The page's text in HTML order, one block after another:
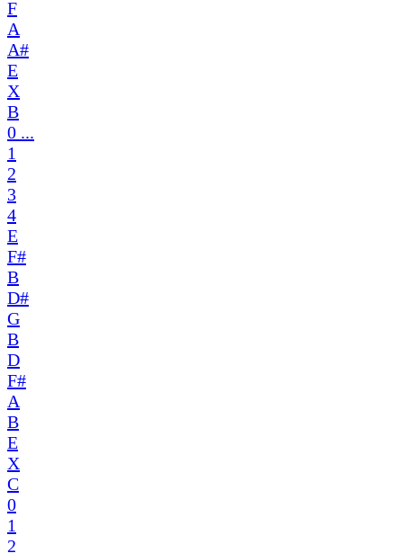
F
A
A#
E
X
B
0 ...
1
2
3
4
E
F#
B
D#
G
B
D
F#
A
B
E
X
C
0
1
2